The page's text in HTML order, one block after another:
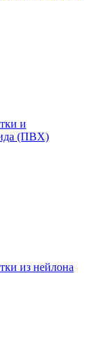
и
(ПВХ)
из нейлона